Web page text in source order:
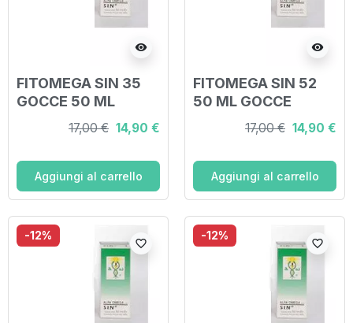
visibility
FITOMEGA SIN 35
GOCCE 50 ML
17,00 € 14,90 €
Aggiungi al carrello
visibility
FITOMEGA SIN 52
50 ML GOCCE
17,00 € 14,90 €
Aggiungi al carrello
-12%
favorite_border
-12%
favorite_border